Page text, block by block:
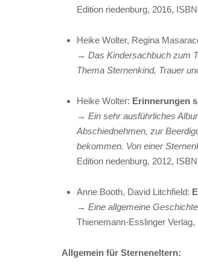
Edition riedenburg, 2016,
Heike Wolter, Regina
→ Das Kindersachbuch zum
Thema Sternenkind, Trauer
Heike Wolter: Erinnerungen
→ Ein sehr ausführliches
Abschiednehmen, zur
bekommen. Von einer
Edition riedenburg, 2012,
Anne Booth, David Litchfield:
→ Eine allgemeine
Thienemann-Esslinger
Allgemein für Sterneneltern: